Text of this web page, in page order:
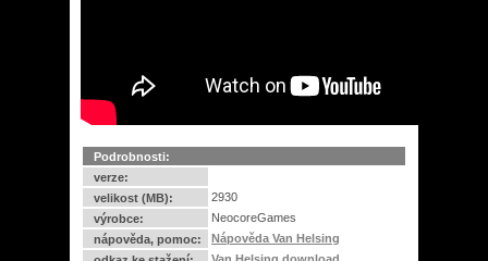
Podrobnosti:
verze:
velikost (MB):
2930
výrobce:
NeocoreGames
nápověda, pomoc:
Nápověda Van Helsing